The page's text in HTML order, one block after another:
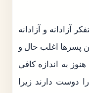
آزادانه و آزادانه
پسرها اغلب حال و
به اندازه کافی
دوست دارند زیرا